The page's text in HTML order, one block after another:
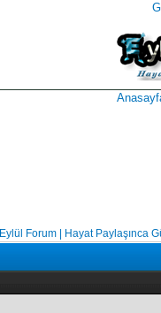
Eylül Forum | Hayat Paylaşınca